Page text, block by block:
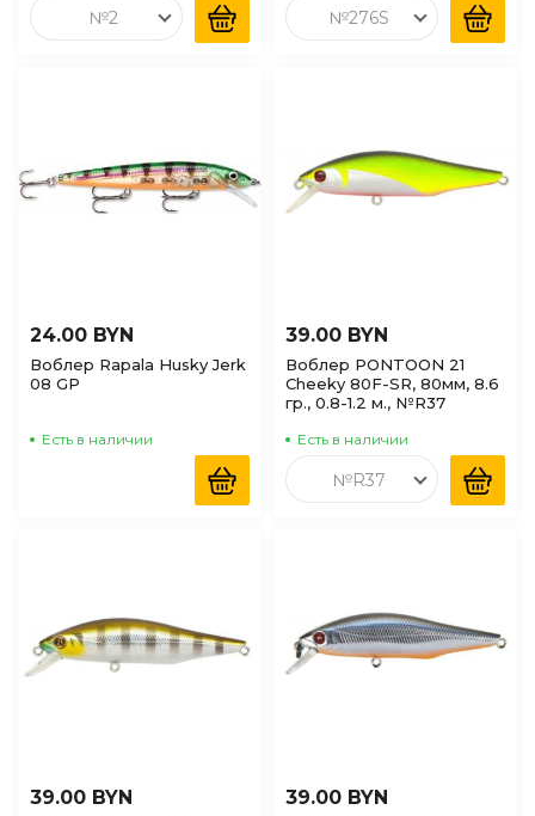
№2 №276S
24.00 BYN
Воблер Rapala Husky Jerk
08 GP
Есть в наличии
39.00 BYN
Воблер PONTOON 21
Cheeky 80F-SR, 80мм, 8.6
гр., 0.8-1.2 м., №R37
Есть в наличии
№R37
39.00 BYN 39.00 BYN